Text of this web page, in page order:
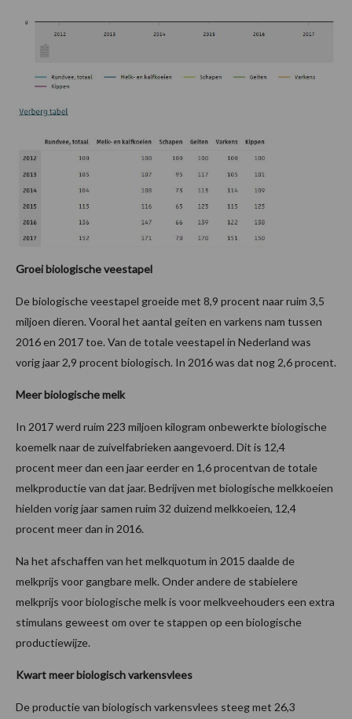
Groei biologische veestapel
De biologische veestapel groeide met 8,9 procent naar ruim 3,5
miljoen dieren. Vooral het aantal geiten en varkens nam tussen
2016 en 2017 toe. Van de totale veestapel in Nederland was
vorig jaar 2,9 procent biologisch. In 2016 was dat nog 2,6 procent.
Meer biologische melk
In 2017 werd ruim 223 miljoen kilogram onbewerkte biologische
koemelk naar de zuivelfabrieken aangevoerd. Dit is 12,4
procent meer dan een jaar eerder en 1,6 procentvan de totale
melkproductie van dat jaar. Bedrijven met biologische melkkoeien
hielden vorig jaar samen ruim 32 duizend melkkoeien, 12,4
procent meer dan in 2016.
Na het afschaffen van het melkquotum in 2015 daalde de
melkprijs voor gangbare melk. Onder andere de stabielere
melkprijs voor biologische melk is voor melkveehouders een extra
stimulans geweest om over te stappen op een biologische
productiewijze.
Kwart meer biologisch varkensvlees
De productie van biologisch varkensvlees steeg met 26,3